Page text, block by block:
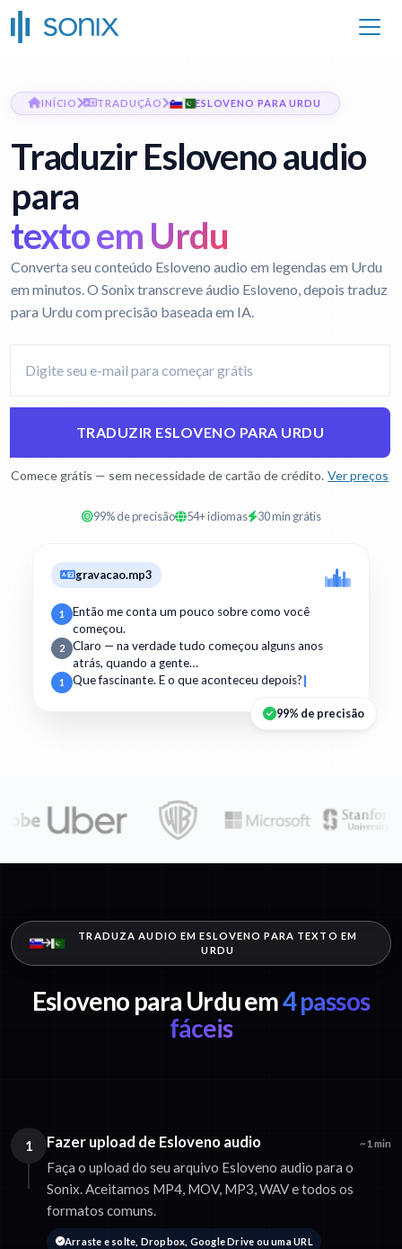
INÍCIO TRADUÇÃO ESLOVENO PARA URDU
Traduzir Esloveno audio
para
texto em Urdu
Converta seu conteúdo Esloveno audio em legendas em Urdu
em minutos. O Sonix transcreve áudio Esloveno, depois traduz
para Urdu com precisão baseada em IA.
TRADUZIR ESLOVENO PARA URDU
Comece grátis — sem necessidade de cartão de crédito. Ver preços
99% de precisão 54+ idiomas 30 min grátis
gravacao.mp3
1
Então me conta um pouco sobre como você
começou.
2
Claro — na verdade tudo começou alguns anos
atrás, quando a gente…
1 Que fascinante. E o que aconteceu depois?
99% de precisão
TRADUZA AUDIO EM ESLOVENO PARA TEXTO EM
URDU
Esloveno para Urdu em4 passos
fáceis
1 Fazer upload de Esloveno audio ~1 min
Faça o upload do seu arquivo Esloveno audio para o
Sonix. Aceitamos MP4, MOV, MP3, WAV e todos os
formatos comuns.
Arraste e solte, Dropbox, Google Drive ou uma URL